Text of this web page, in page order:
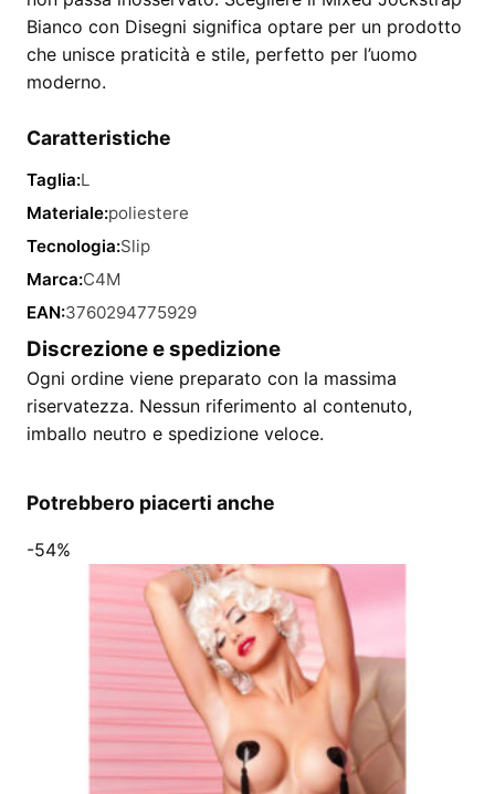
Bianco con Disegni significa optare per un prodotto
che unisce praticità e stile, perfetto per l’uomo
moderno.
Caratteristiche
Taglia:L
Materiale:poliestere
Tecnologia:Slip
Marca:C4M
EAN:3760294775929
Discrezione e spedizione
Ogni ordine viene preparato con la massima
riservatezza. Nessun riferimento al contenuto,
imballo neutro e spedizione veloce.
Potrebbero piacerti anche
-54%